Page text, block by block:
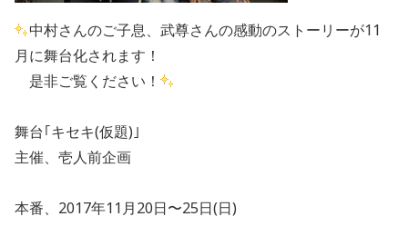
中村さんのご子息、武尊さんの感動のストーリーが11
月に舞台化されます！
是非ご覧ください！
舞台｢キセキ(仮題)｣
主催、壱人前企画
本番、2017年11月20日〜25日(日)